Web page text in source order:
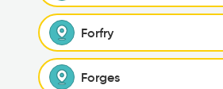
Forfry
Forges